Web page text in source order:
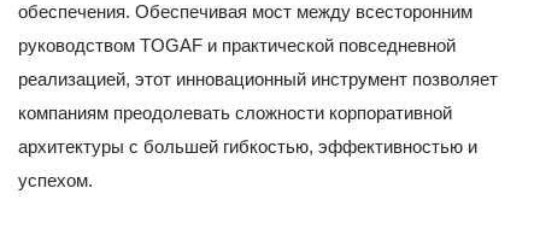
обеспечения. Обеспечивая мост между всесторонним
руководством TOGAF и практической повседневной
реализацией, этот инновационный инструмент позволяет
компаниям преодолевать сложности корпоративной
архитектуры с большей гибкостью, эффективностью и
успехом.